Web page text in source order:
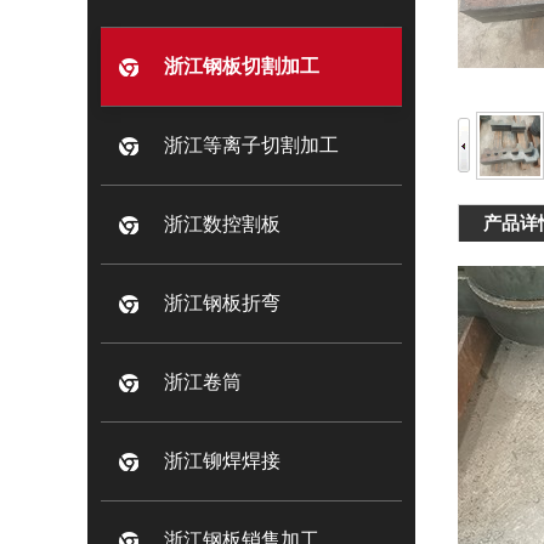
浙江钢板切割加工
浙江等离子切割加工
浙江数控割板
浙江钢板折弯
浙江卷筒
浙江铆焊焊接
浙江钢板销售加工
产品详